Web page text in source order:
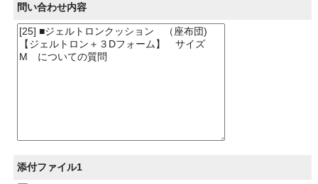
問い合わせ内容
添付ファイル1